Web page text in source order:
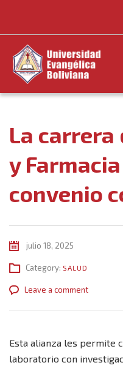
La carrera
y
convenio
julio 18, 2025
Category: SALUD
Leave a comment
Esta alianza les permite
laboratorio con